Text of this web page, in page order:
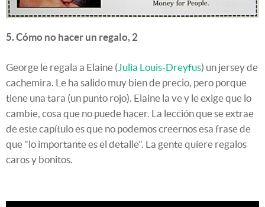
5. Cómo no hacer un regalo, 2
George le regala a Elaine (Julia Louis-Dreyfus) un jersey de
cachemira. Le ha salido muy bien de precio, pero porque
tiene una tara (un punto rojo). Elaine la ve y le exige que lo
cambie, cosa que no puede hacer. La lección que se extrae
de este capítulo es que no podemos creernos esa frase de
que "lo importante es el detalle". La gente quiere regalos
caros y bonitos.